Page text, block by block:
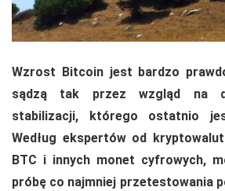
Wzrost Bitcoin jest bardzo
sądzą tak przez wzgląd na
stabilizacji, którego ostatnio
Według ekspertów od
BTC i innych monet cyfrowych,
próbę co najmniej przetestowania